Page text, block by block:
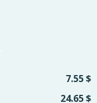
7.55 $
24.65 $